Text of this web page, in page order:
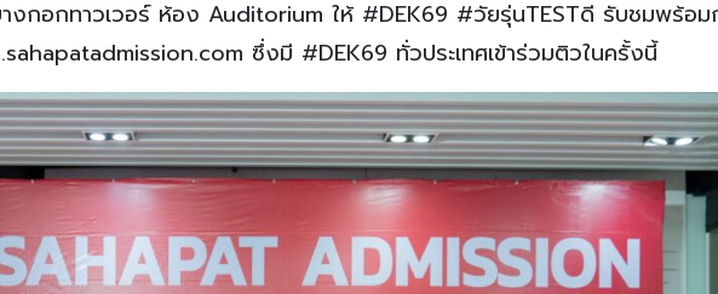
งกอกทาวเวอร์ ห้อง Auditorium ให้ #DEK69 #วัยรุ่นTESTดี รับชมพร้อ
ซึ่งมี #DEK69 ทั่วประเทศเข้าร่วมติวในครั้งนี้